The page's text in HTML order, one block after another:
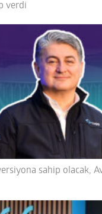
verdi
sahip olacak,